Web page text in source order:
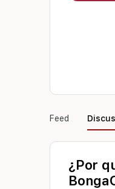
Feed
¿Por